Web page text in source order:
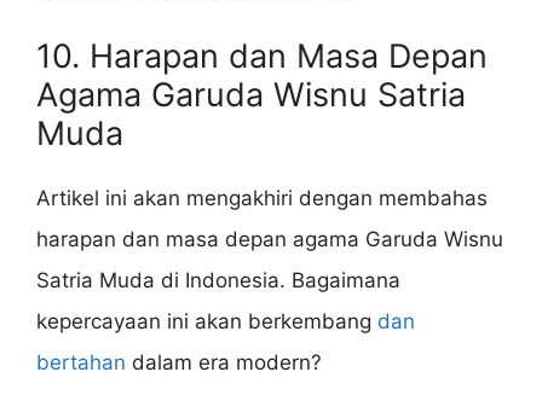
10. Harapan dan Masa Depan
Agama Garuda Wisnu Satria
Muda
Artikel ini akan mengakhiri dengan membahas
harapan dan masa depan agama Garuda Wisnu
Satria Muda di Indonesia. Bagaimana
kepercayaan ini akan berkembang dan
bertahan dalam era modern?